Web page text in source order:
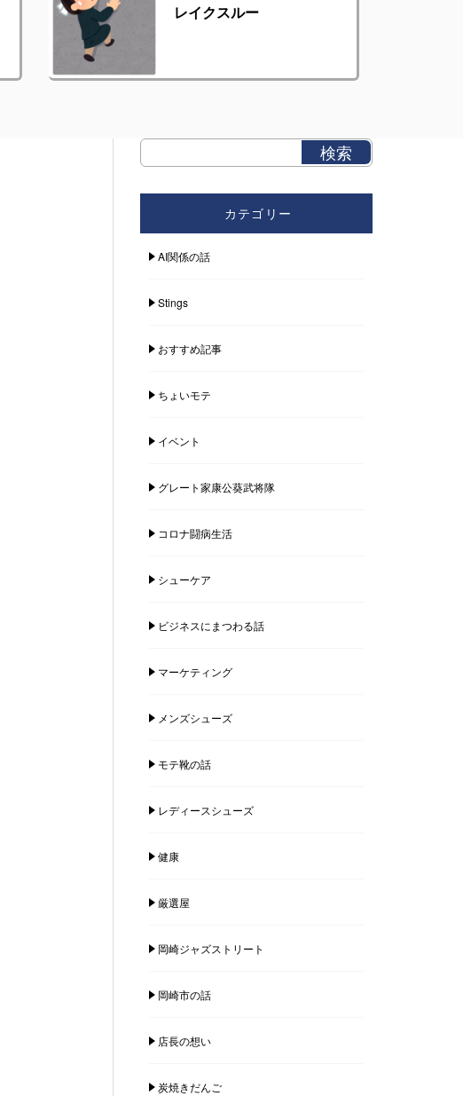
レイクスルー
カテゴリー
AI関係の話
Stings
おすすめ記事
ちょいモテ
イベント
グレート家康公葵武将隊
コロナ闘病生活
シューケア
ビジネスにまつわる話
マーケティング
メンズシューズ
モテ靴の話
レディースシューズ
健康
厳選屋
岡崎ジャズストリート
岡崎市の話
店長の想い
炭焼きだんご